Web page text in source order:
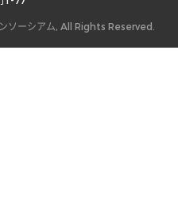
ソーシアム, All Rights Reserved.